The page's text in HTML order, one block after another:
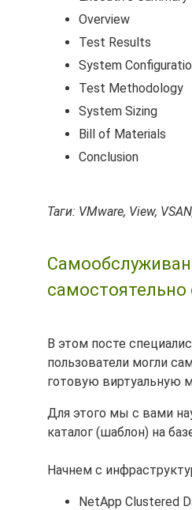
Overview
Test Results
System
Test Methodology
System Sizing
Bill of Materials
Conclusion
Таги: VMware, View,
самостоятельно
В этом посте
пользователи могли
готовую виртуальную
Для этого мы с вами
каталог (шаблон) на
Начнем с
NetApp Clustered